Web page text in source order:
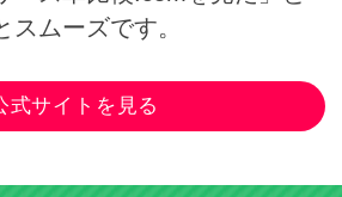
スムーズです。
式サイトを見る